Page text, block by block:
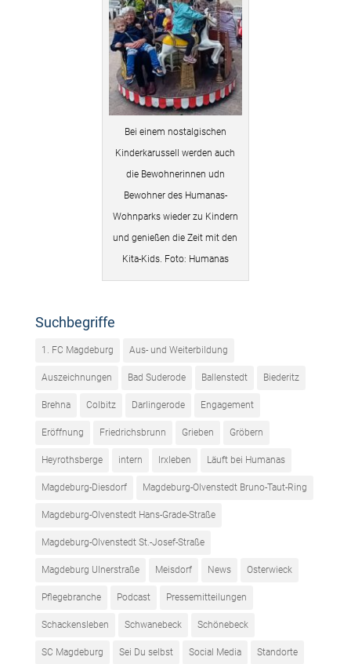
Bei einem nostalgischen
Kinderkarussell werden auch
die Bewohnerinnen udn
Bewohner des Humanas-
Wohnparks wieder zu Kindern
und genießen die Zeit mit den
Kita-Kids. Foto: Humanas
Suchbegriffe
1. FC Magdeburg Aus- und Weiterbildung
Auszeichnungen Bad Suderode Ballenstedt Biederitz
Brehna Colbitz Darlingerode Engagement
Eröffnung Friedrichsbrunn Grieben Gröbern
Heyrothsberge intern Irxleben Läuft bei Humanas
Magdeburg-Diesdorf Magdeburg-Olvenstedt Bruno-Taut-Ring
Magdeburg-Olvenstedt Hans-Grade-Straße
Magdeburg-Olvenstedt St.-Josef-Straße
Magdeburg Ulnerstraße Meisdorf News Osterwieck
Pflegebranche Podcast Pressemitteilungen
Schackensleben Schwanebeck Schönebeck
SC Magdeburg Sei Du selbst Social Media Standorte